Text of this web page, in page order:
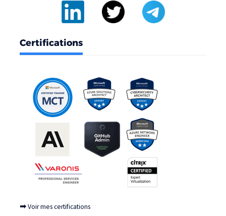
Certifications
➡Voir mes certifications